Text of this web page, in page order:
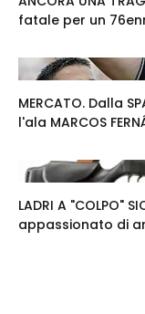
fatale per un
MERCATO. Dalla
l'ala MARCOS
LADRI A "COLPO"
appassionato di